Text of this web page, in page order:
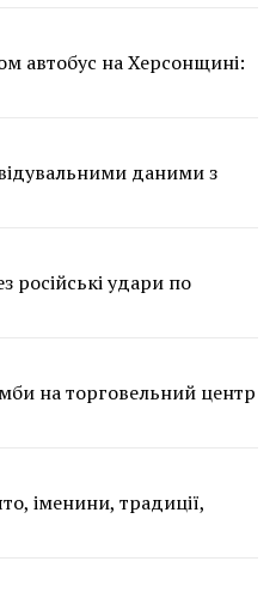
автобус на Херсонщині:
даними з
російські удари по
на торговельний центр
іменини, традиції,